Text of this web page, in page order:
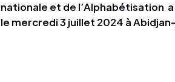
nationale et de l’Alphabétisation
le mercredi 3 juillet 2024 à